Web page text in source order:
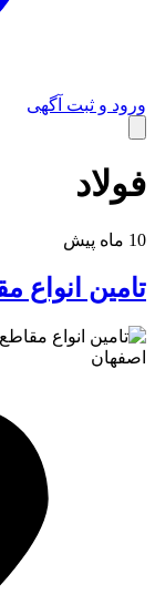
وبلاگ
ورود و ثبت آگهی
فولاد
10 ماه پیش
تامین انواع
اصفهان